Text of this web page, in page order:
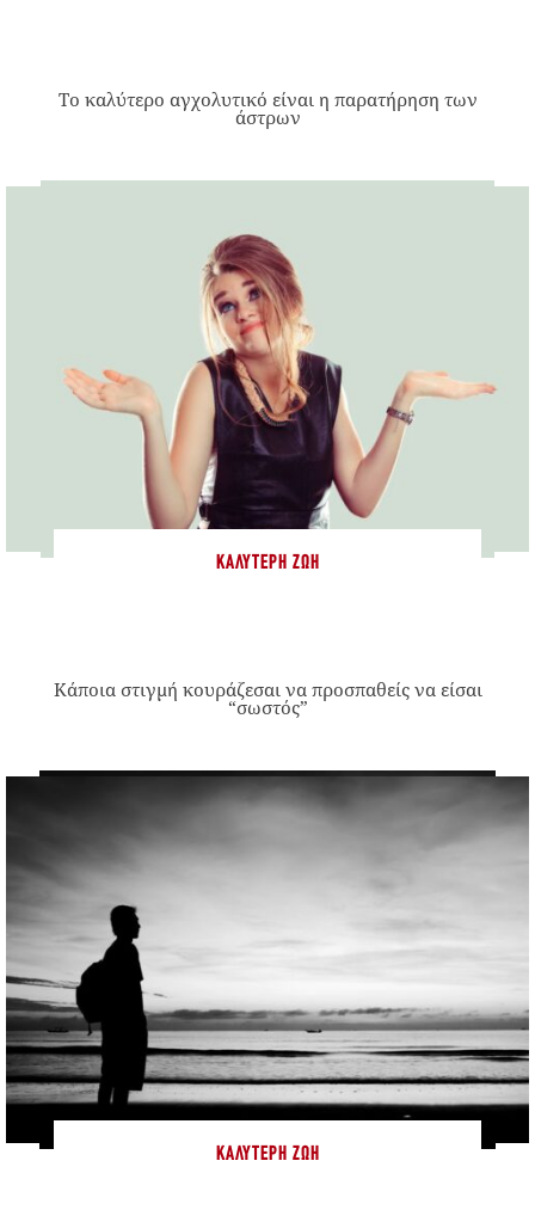
Το καλύτερο αγχολυτικό είναι η παρατήρηση των
άστρων
ΚΑΛΎΤΕΡΗ ΖΩΉ
Κάποια στιγμή κουράζεσαι να προσπαθείς να είσαι
“σωστός”
ΚΑΛΎΤΕΡΗ ΖΩΉ